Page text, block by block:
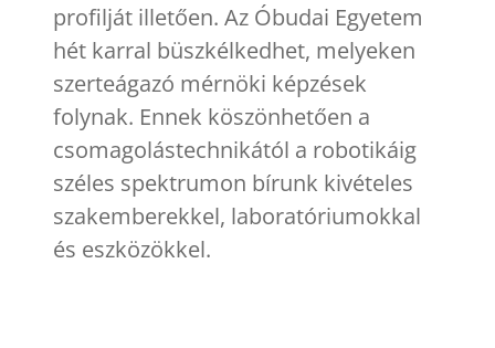
profilját illetően. Az Óbudai Egyetem
hét karral büszkélkedhet, melyeken
szerteágazó mérnöki képzések
folynak. Ennek köszönhetően a
csomagolástechnikától a robotikáig
széles spektrumon bírunk kivételes
szakemberekkel, laboratóriumokkal
és eszközökkel.